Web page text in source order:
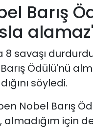
Barış
8 savaşı
Barış Ödülü'nü
söyledi.
Nobel Barış
almadığım için